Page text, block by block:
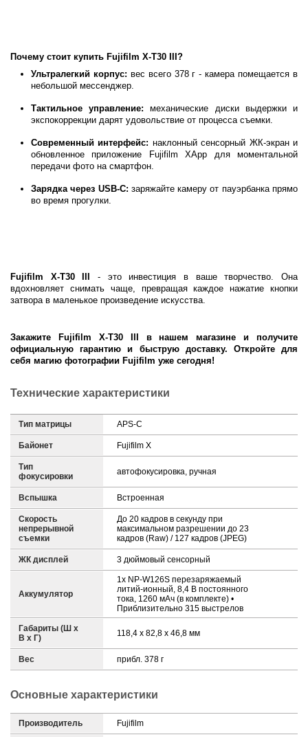
Почему стоит купить Fujifilm X-T30 III?
Ультралегкий корпус: вес всего 378 г - камера помещается в
небольшой мессенджер.
Тактильное управление: механические диски выдержки и
экспокоррекции дарят удовольствие от процесса съемки.
Современный интерфейс: наклонный сенсорный ЖК-экран и
обновленное приложение Fujifilm XApp для моментальной
передачи фото на смартфон.
Зарядка через USB-C: заряжайте камеру от пауэрбанка прямо
во время прогулки.
Fujifilm X-T30 III
- это инвестиция в ваше творчество. Она
вдохновляет снимать чаще, превращая каждое нажатие кнопки
затвора в маленькое произведение искусства.
Закажите Fujifilm X-T30 III в нашем магазине и получите
официальную гарантию и быструю доставку. Откройте для
себя магию фотографии Fujifilm уже сегодня!
Технические характеристики
Тип матрицы APS-C
Байонет Fujifilm X
Тип
фокусировки
автофокусировка, ручная
Вспышка Встроенная
Скорость
непрерывной
съемки
До 20 кадров в секунду при
максимальном разрешении до 23
кадров (Raw) / 127 кадров (JPEG)
ЖК дисплей 3 дюймовый сенсорный
Аккумулятор
1x NP-W126S перезаряжаемый
литий-ионный, 8,4 В постоянного
тока, 1260 мАч (в комплекте) •
Приблизительно 315 выстрелов
Габариты (Ш х
В х Г)
118,4 x 82,8 x 46,8 мм
Вес прибл. 378 г
Основные характеристики
Производитель Fujifilm